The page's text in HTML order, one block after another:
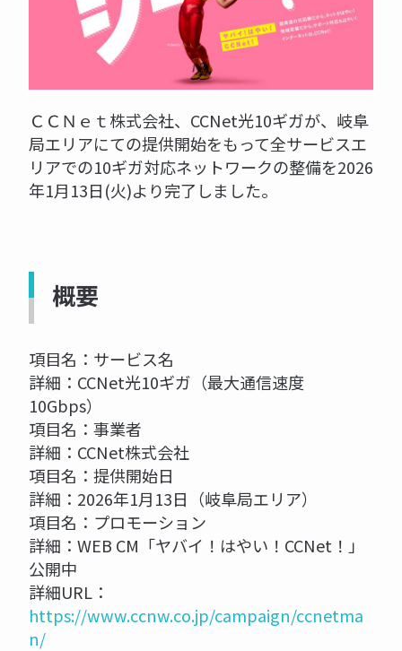
ＣＣＮｅｔ株式会社、CCNet光10ギガが、岐阜
局エリアにての提供開始をもって全サービスエ
リアでの10ギガ対応ネットワークの整備を2026
年1月13日(火)より完了しました。
概要
項目名：サービス名
詳細：CCNet光10ギガ（最大通信速度
10Gbps）
項目名：事業者
詳細：CCNet株式会社
項目名：提供開始日
詳細：2026年1月13日（岐阜局エリア）
項目名：プロモーション
詳細：WEB CM「ヤバイ！はやい！CCNet！」
公開中
詳細URL：
https://www.ccnw.co.jp/campaign/ccnetma
n/